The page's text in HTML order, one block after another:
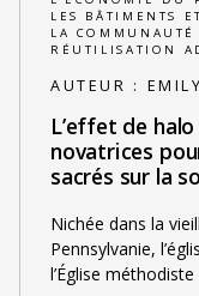
LES BÂTIMENTS
LA COMMUNAUTÉ
RÉUTILISATION
AUTEUR :
L’effet de
novatrices
sacrés sur la
Nichée dans la
Pennsylvanie,
l’Église méthodiste